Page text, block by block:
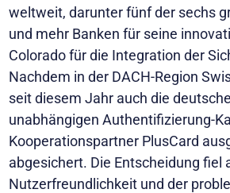
weltweit, darunter fünf der sechs
und mehr Banken für seine
Colorado für die Integration der
Nachdem in der DACH-Region
seit diesem Jahr auch die
unabhängigen Authentifizierung-
Kooperationspartner PlusCard
abgesichert. Die Entscheidung
Nutzerfreundlichkeit und der